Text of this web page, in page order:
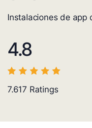
Instalaciones de app
4.8
7.617 Ratings